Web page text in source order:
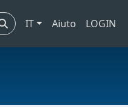
IT Aiuto LOGIN